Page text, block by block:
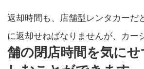
返却時間も、店舗型レンタカーだ
に返却せねばなりませんが、カー
舗の閉店時間を気に